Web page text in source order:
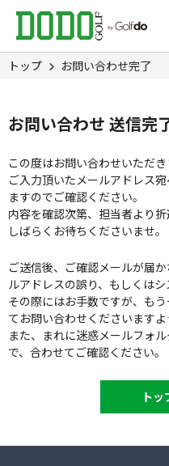
トップ お問い合わせ完了
お問い合わせ 送信完
この度はお問い合わせいただ
ご入力頂いたメールアドレス
ますのでご確認ください。
内容を確認次第、担当者より
しばらくお待ちくださいませ。
ご送信後、ご確認メールが届
ルアドレスの誤り、もしくは
その際にはお手数ですが、も
てお問い合わせくださいますよ
また、まれに迷惑メールフォ
で、合わせてご確認ください。
ト